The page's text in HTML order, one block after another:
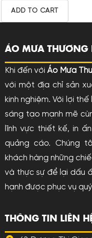
ADD TO CART
ÁO MƯA THƯƠNG
Khi đến vớiÁo Mưa
với một địa chỉ sản
kinh nghiệm. Với lợi
sáng tạo mạnh mẽ
lĩnh vực thiết kế, in
quảng cáo. Chúng
khách hàng những
và thực sự để lại dấu
hạnh được phục vụ
THÔNG TIN LIÊN